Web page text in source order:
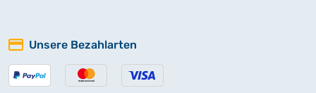
Unsere Bezahlarten